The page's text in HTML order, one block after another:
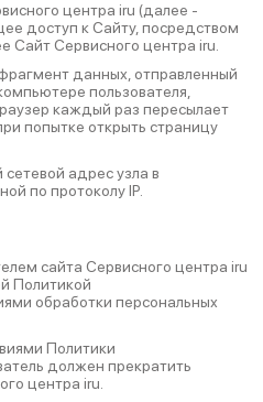
центра iru (далее ‑
доступ к Сайту, посредством
Сайт Сервисного центра iru.
данных, отправленный
пользователя,
каждый раз пересылает
попытке открыть страницу
адрес узла в
по протоколу IP.
сайта Сервисного центра iru
Политикой
обработки персональных
Политики
должен прекратить
центра iru.